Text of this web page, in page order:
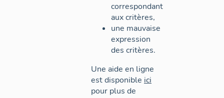
correspondant
aux critères,
une mauvaise
expression
des critères.
Une aide en ligne
est disponible ici
pour plus de